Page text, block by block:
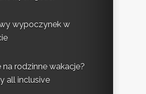
wypoczynek w
na rodzinne wakacje?
all inclusive